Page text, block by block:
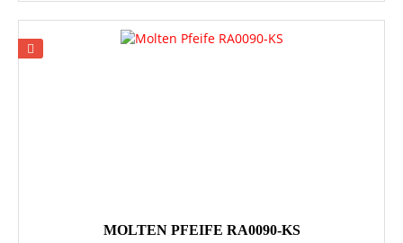
MOLTEN PFEIFE RA0090-KS